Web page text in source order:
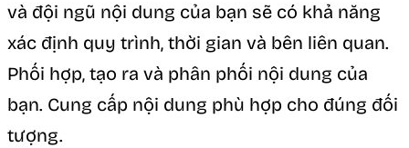
và đội ngũ nội dung của bạn sẽ có khả năng
xác định quy trình, thời gian và bên liên quan.
Phối hợp, tạo ra và phân phối nội dung của
bạn. Cung cấp nội dung phù hợp cho đúng đối
tượng.